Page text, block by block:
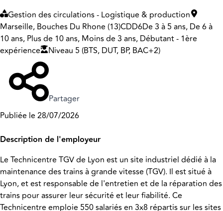
Gestion des circulations - Logistique & production
Marseille, Bouches Du Rhone (13)CDD6De 3 à 5 ans, De 6 à
10 ans, Plus de 10 ans, Moins de 3 ans, Débutant - 1ère
expérience
Niveau 5 (BTS, DUT, BP, BAC+2)
Partager
Publiée le 28/07/2026
Description de l'employeur
Le Technicentre TGV de Lyon est un site industriel dédié à la
maintenance des trains à grande vitesse (TGV). Il est situé à
Lyon, et est responsable de l'entretien et de la réparation des
trains pour assurer leur sécurité et leur fiabilité. Ce
Technicentre emploie 550 salariés en 3x8 répartis sur les sites